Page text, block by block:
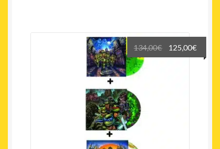
134,00€
Le
prix
125,00€
prix